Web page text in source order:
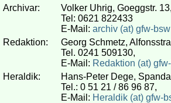
Archivar:
Volker Uhrig, Goeggstr.
Tel: 0621 822433
E-Mail: archiv (at) gfw-
Redaktion:
Georg Schmetz,
Tel. 0241 509130,
E-Mail: Redaktion (at)
Heraldik:
Hans-Peter Dege,
Tel.: 0 51 21 / 86 96 87,
E-Mail: Heraldik (at) gfw-